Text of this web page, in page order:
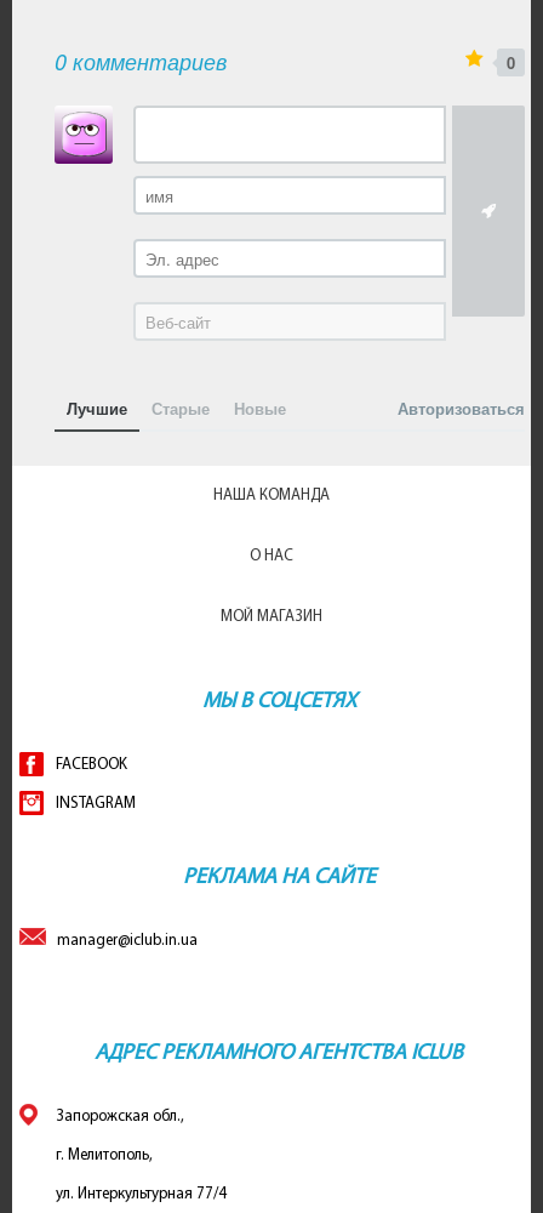
0 комментариев 0
Лучшие Старые Новые Авторизоваться
НАША КОМАНДА
О НАС
МОЙ МАГАЗИН
МЫ В СОЦСЕТЯХ
FACEBOOK
INSTAGRAM
РЕКЛАМА НА САЙТЕ
manager@iclub.in.ua
АДРЕС РЕКЛАМНОГО АГЕНТСТВА ICLUB
Запорожская обл.,
г. Мелитополь,
ул. Интеркультурная 77/4